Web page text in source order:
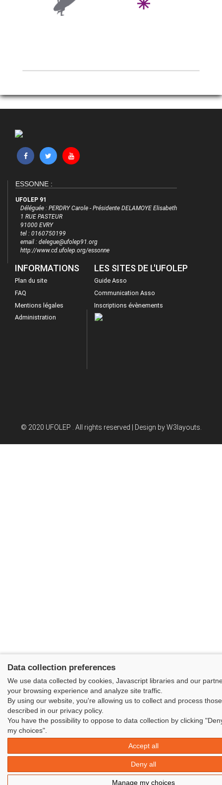
ESSONNE :
UFOLEP 91
Déléguée : PERDRY Carole - Présidente DELAMOYE Elisabeth
1 RUE PASTEUR
91000 EVRY
tel : 0160750199
email : delegue@ufolep91.org
http://www.cd.ufolep.org/essonne
INFORMATIONS
Plan du site
FAQ
Mentions légales
Administration
LES SITES DE L'UFOLEP
Guide Asso
Communication Asso
Inscriptions évènements
© 2020 UFOLEP . All rights reserved | Design byW3layouts.
Data collection preferences
We use data collected by cookies, Javascript libraries and our
your browsing experience and analyze site traffic.
By using our website, you're allowing us to collect and process
described in our privacy policy.
You have the possibility to oppose to data collection by clicking
my choices".
Accept all
Deny all
Manage my choices